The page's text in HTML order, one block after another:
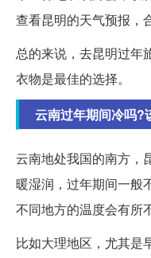
查看昆明的天气预报，
总的来说，去昆明过年
衣物是最佳的选择。
云南过年期间冷吗?
云南地处我国的南方，
暖湿润，过年期间一般
不同地方的温度会有所
比如大理地区，尤其是